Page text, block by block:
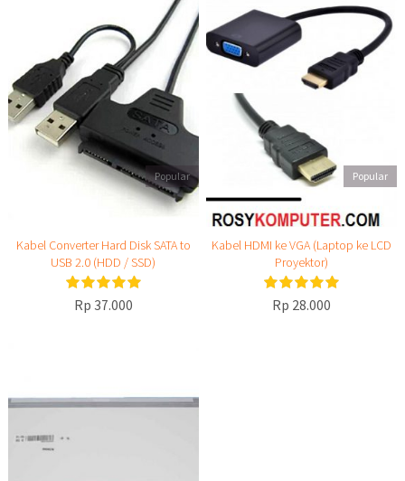
Popular
Kabel Converter Hard Disk SATA to
USB 2.0 (HDD / SSD)
Rp 37.000
Popular
Kabel HDMI ke VGA (Laptop ke LCD
Proyektor)
Rp 28.000